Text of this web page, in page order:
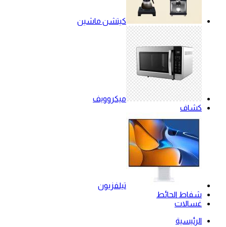
كيتشن ماشين
ميكروويف
كشاف
تيلفزيون
شفاط الحائط
غسالات
الرئيسية